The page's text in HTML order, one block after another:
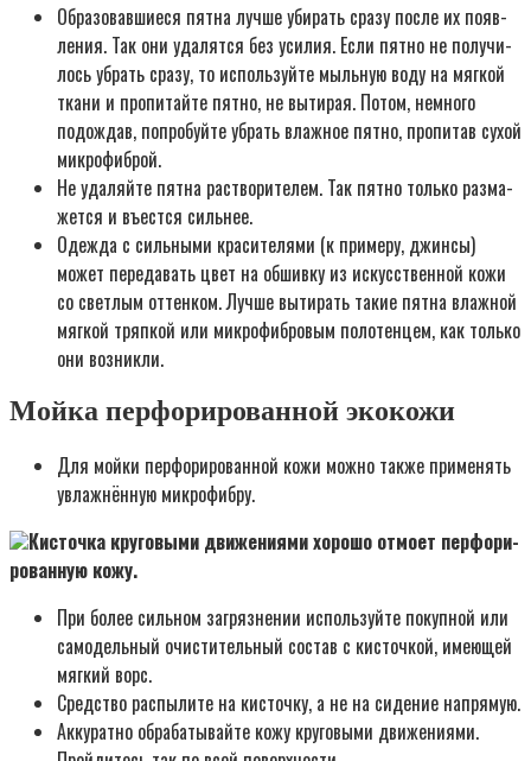
Обра­зо­вав­ши­е­ся пят­на луч­ше уби­рать сра­зу после их появ­
ле­ния. Так они уда­лят­ся без уси­лия. Если пят­но не полу­чи­
лось убрать сра­зу, то исполь­зуй­те мыль­ную воду на мяг­кой
тка­ни и про­пи­тай­те пят­но, не выти­рая. Потом, немно­го
подо­ждав, попро­буй­те убрать влаж­ное пят­но, про­пи­тав сухой
мик­ро­фиб­рой.
Не уда­ляй­те пят­на рас­тво­ри­те­лем. Так пят­но толь­ко раз­ма­
жет­ся и въест­ся силь­нее.
Одеж­да с силь­ны­ми кра­си­те­ля­ми (к при­ме­ру, джин­сы)
может пере­да­вать цвет на обшив­ку из искус­ствен­ной кожи
со свет­лым оттен­ком. Луч­ше выти­рать такие пят­на влаж­ной
мяг­кой тряп­кой или мик­ро­фиб­ро­вым поло­тен­цем, как толь­ко
они воз­ник­ли.
Мойка перфорированной экокожи
Для мой­ки пер­фо­ри­ро­ван­ной кожи мож­но так­же при­ме­нять
увлаж­нён­ную мик­ро­фиб­ру.
Кисточ­ка кру­го­вы­ми дви­же­ни­я­ми хоро­шо отмо­ет пер­фо­ри­
ро­ван­ную кожу.
При более силь­ном загряз­не­нии исполь­зуй­те покуп­ной или
само­дель­ный очи­сти­тель­ный состав с кисточ­кой, име­ю­щей
мяг­кий ворс.
Сред­ство рас­пы­ли­те на кисточ­ку, а не на сиде­ние напря­мую.
Акку­рат­но обра­ба­ты­вай­те кожу кру­го­вы­ми дви­же­ни­я­ми.